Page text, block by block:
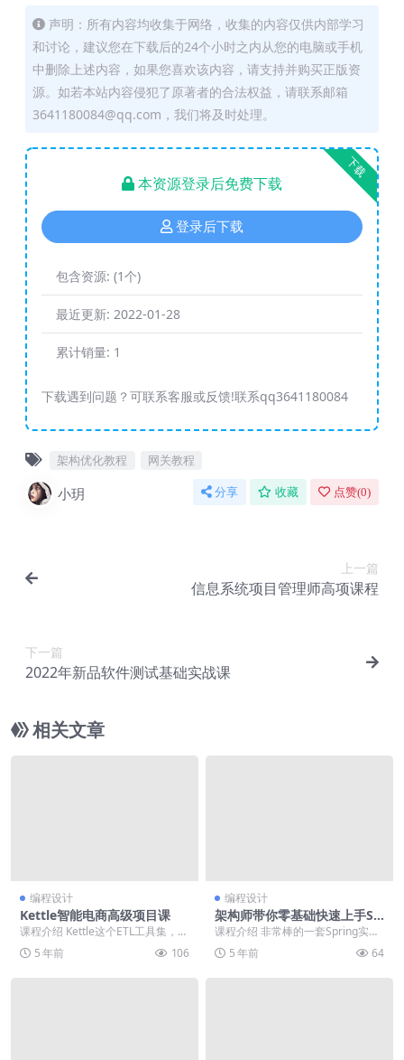
声明：所有内容均收集于网络，收集的内容仅供内部学习
和讨论，建议您在下载后的24个小时之内从您的电脑或手机
中删除上述内容，如果您喜欢该内容，请支持并购买正版资
源。如若本站内容侵犯了原著者的合法权益，请联系邮箱
3641180084@qq.com，我们将及时处理。
下载
本资源登录后免费下载
登录后下载
包含资源: (1个)
最近更新: 2022-01-28
累计销量: 1
下载遇到问题？可联系客服或反馈!联系qq3641180084
架构优化教程 网关教程
小玥 分享 收藏 点赞(0)
上一篇
信息系统项目管理师高项课程
下一篇
2022年新品软件测试基础实战课
相关文章
编程设计
Kettle智能电商高级项目课
课程介绍 Kettle这个ETL工具集，它
允许你管理来自不同数据库的数
据，通过提...
5 年前 106
编程设计
架构师带你零基础快速上手Sp
ring
课程介绍 非常棒的一套Spring实战
课程，课程由经验非常丰富的架构
师带领同学们...
5 年前 64